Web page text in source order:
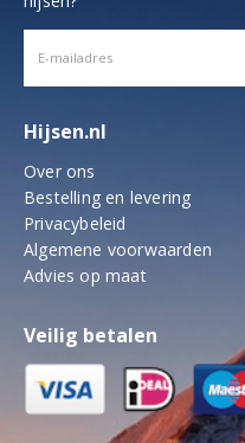
Hijsen.nl
Over ons
Bestelling en levering
Privacybeleid
Algemene voorwaarden
Advies op maat
Veilig betalen